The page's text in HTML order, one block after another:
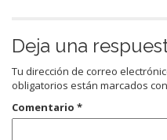
Deja una
Tu dirección de correo
obligatorios están marcados con
Comentario *